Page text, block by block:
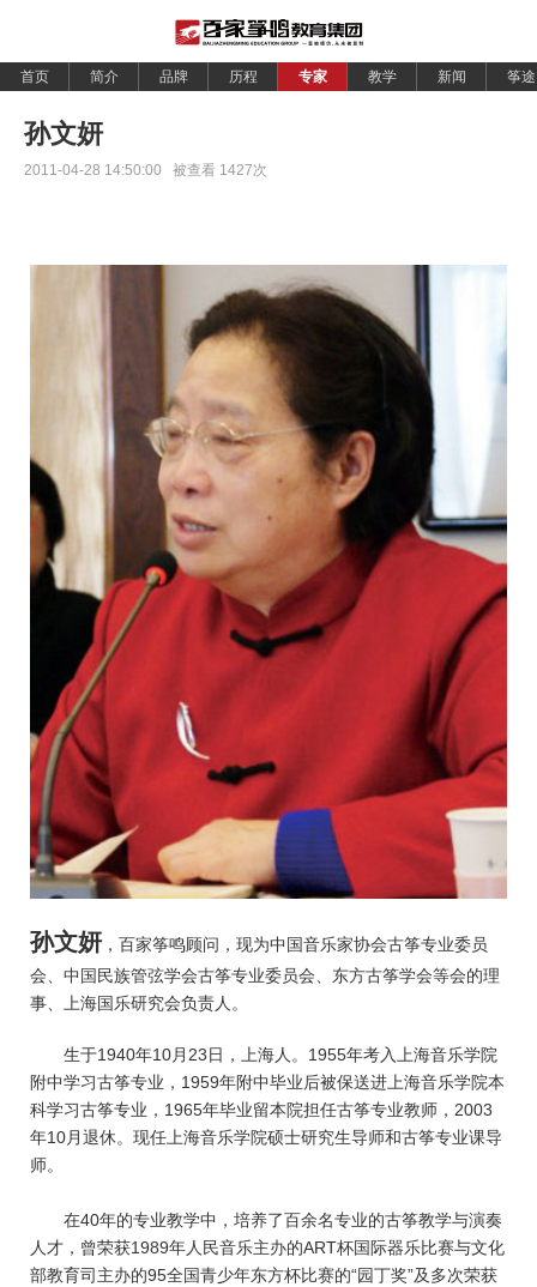
首页 简介 品牌 历程 专家 教学 新闻 筝途
孙文妍
2011-04-28 14:50:00 被查看 1427次
孙文妍，百家筝鸣顾问，现为中国音乐家协会古筝专业委员
会、中国民族管弦学会古筝专业委员会、东方古筝学会等会的理
事、上海国乐研究会负责人。
生于1940年10月23日，上海人。1955年考入上海音乐学院
附中学习古筝专业，1959年附中毕业后被保送进上海音乐学院本
科学习古筝专业，1965年毕业留本院担任古筝专业教师，2003
年10月退休。现任上海音乐学院硕士研究生导师和古筝专业课导
师。
在40年的专业教学中，培养了百余名专业的古筝教学与演奏
人才，曾荣获1989年人民音乐主办的ART杯国际器乐比赛与文化
部教育司主办的95全国青少年东方杯比赛的“园丁奖”及多次荣获